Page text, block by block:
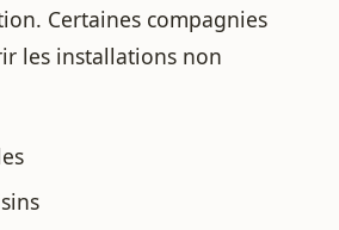
Certaines compagnies
les installations non